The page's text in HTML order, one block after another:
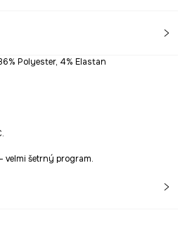
Polyester, 4% Elastan
velmi šetrný program.